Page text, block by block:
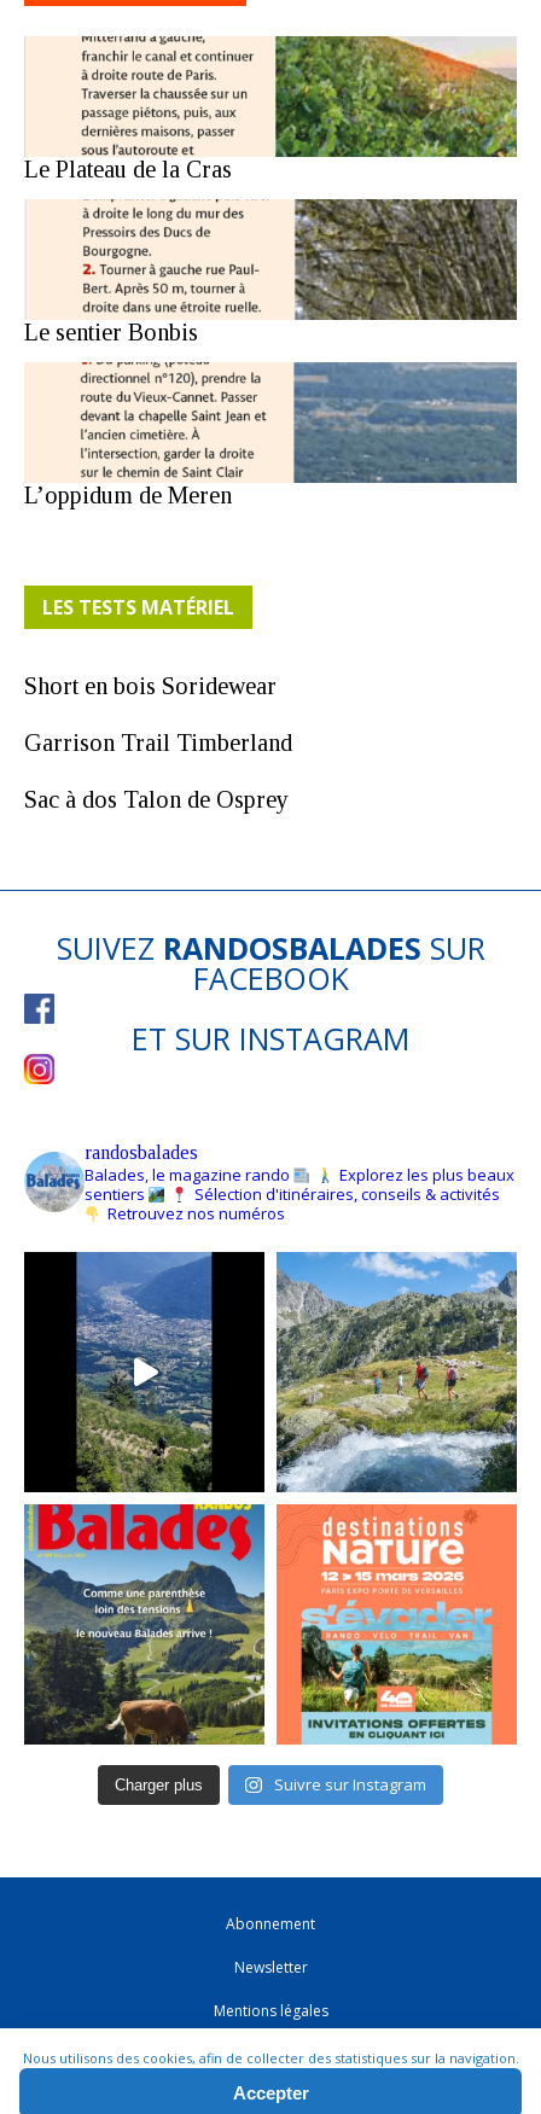
Le Plateau de la Cras
Le sentier Bonbis
L’oppidum de Meren
LES TESTS MATÉRIEL
Short en bois Soridewear
Garrison Trail Timberland
Sac à dos Talon de Osprey
SUIVEZ RANDOSBALADES SUR
FACEBOOK
ET SUR INSTAGRAM
randosbalades
Balades, le magazine rando
Explorez les plus beaux
sentiers
Sélection d'itinéraires, conseils & activités
Retrouvez nos numéros
Charger plus Suivre sur Instagram
Abonnement
Newsletter
Mentions légales
CGV
Contact
Nous utilisons des cookies, afin de collecter des statistiques sur la navigation.
Accepter